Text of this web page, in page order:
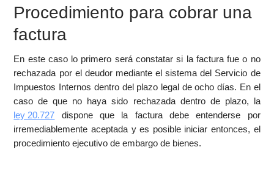
Procedimiento para cobrar una
factura
En este caso lo primero será constatar si la factura fue o no
rechazada por el deudor mediante el sistema del Servicio de
Impuestos Internos dentro del plazo legal de ocho días. En el
caso de que no haya sido rechazada dentro de plazo, la
ley 20.727 dispone que la factura debe entenderse por
irremediablemente aceptada y es posible iniciar entonces, el
procedimiento ejecutivo de embargo de bienes.